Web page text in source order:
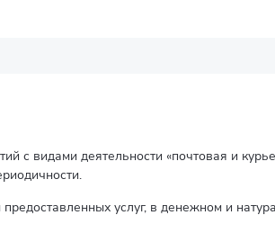
с видами деятельности «почтовая и
услуг, в денежном и